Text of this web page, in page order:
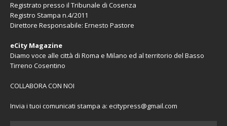
Registrato presso il Tribunale di Cosenza
Registro Stampa n.4/2011
Direttore Responsabile: Ernesto Pastore
eCity Magazine
Diamo voce alle città di Roma e Milano ed al territorio del Basso
Tirreno Cosentino
COLLABORA CON NOI
Invia i tuoi comunicati stampa a: ecitypress@gmail.com